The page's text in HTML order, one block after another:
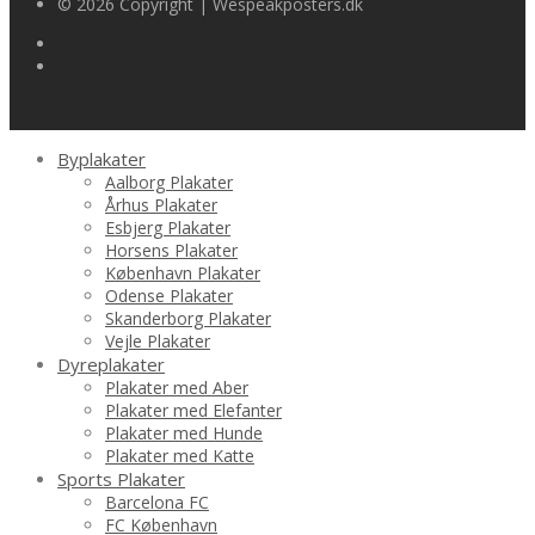
© 2026 Copyright | Wespeakposters.dk
Byplakater
Aalborg Plakater
Århus Plakater
Esbjerg Plakater
Horsens Plakater
København Plakater
Odense Plakater
Skanderborg Plakater
Vejle Plakater
Dyreplakater
Plakater med Aber
Plakater med Elefanter
Plakater med Hunde
Plakater med Katte
Sports Plakater
Barcelona FC
FC København